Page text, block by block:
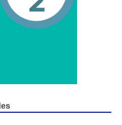
y Certificación
de Transferencia